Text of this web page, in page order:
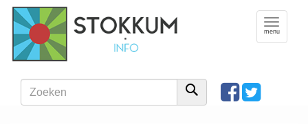
Toggle
navigation
menu